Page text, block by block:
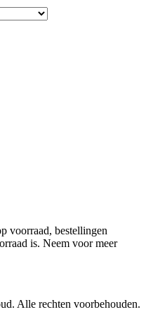
voorraad, bestellingen
is. Neem voor meer
Alle rechten voorbehouden.